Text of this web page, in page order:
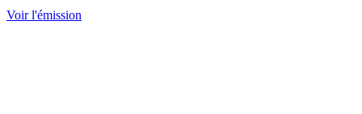
Voir l'émission